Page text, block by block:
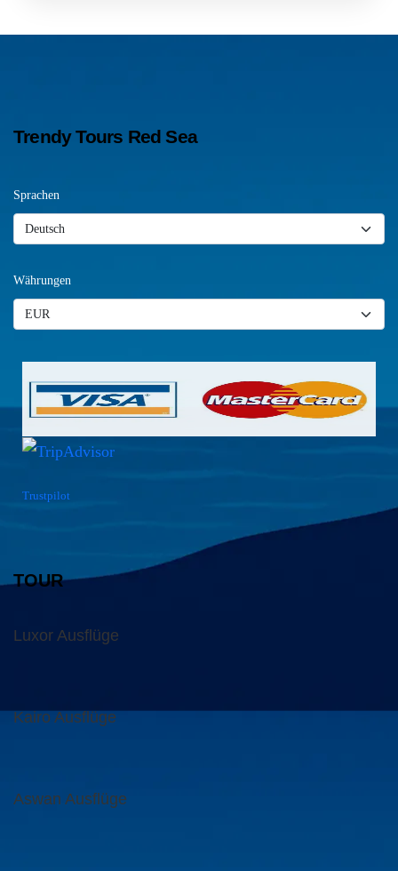
Trendy Tours Red Sea
Sprachen
Währungen
Trustpilot
TOUR
Luxor Ausflüge
Kairo Ausflüge
Aswan Ausflüge